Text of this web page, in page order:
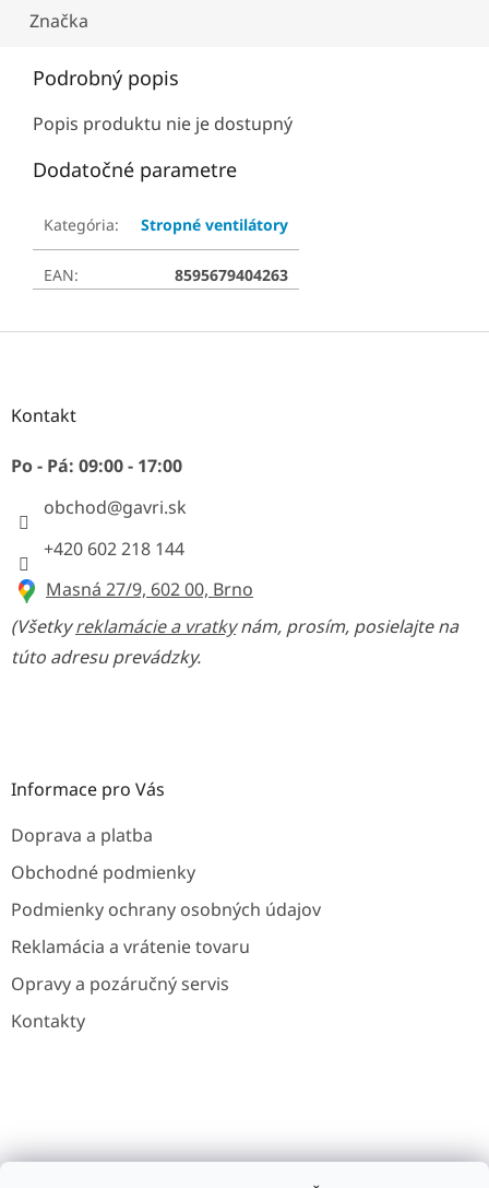
Značka
Podrobný popis
Popis produktu nie je dostupný
Dodatočné parametre
Kategória: Stropné ventilátory
EAN: 8595679404263
Z
Kontakt
Po - Pá: 09:00 - 17:00
obchod@gavri.sk
+420 602 218 144
Masná 27/9, 602 00, Brno
(Všetkyreklamácie a vratkynám, prosím, posielajte na
túto adresu prevádzky.
Informace pro Vás
Doprava a platba
Obchodné podmienky
Podmienky ochrany osobných údajov
Reklamácia a vrátenie tovaru
Opravy a pozáručný servis
Kontakty